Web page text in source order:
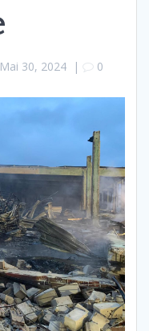
Mai 30, 2024| 0